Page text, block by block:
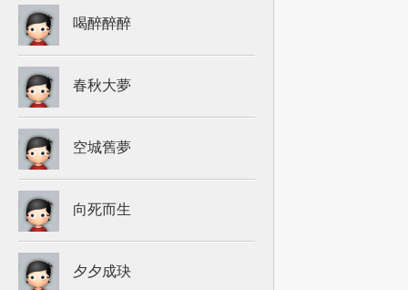
喝醉醉醉
春秋大夢
空城舊夢
向死而生
夕夕成玦